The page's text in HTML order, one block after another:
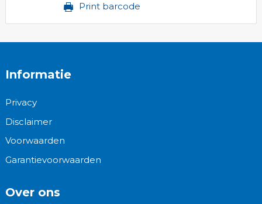
Print barcode
Informatie
Privacy
Disclaimer
Voorwaarden
Garantievoorwaarden
Over ons